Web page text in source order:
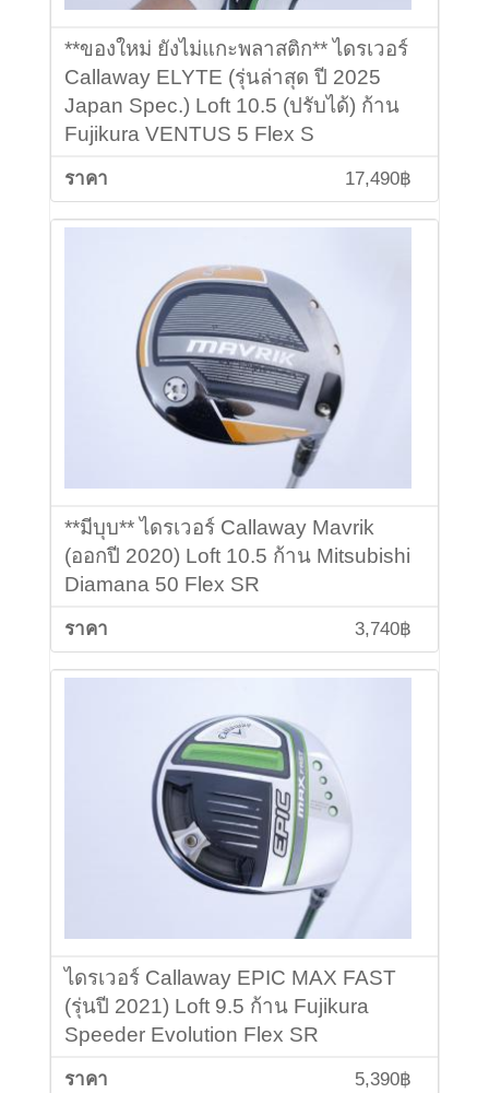
**ของใหม่ ยังไม่แกะพลาสติก** ไดรเวอร์
Callaway ELYTE (รุ่นล่าสุด ปี 2025
Japan Spec.) Loft 10.5 (ปรับได้) ก้าน
Fujikura VENTUS 5 Flex S
17,490฿
**มีบุบ** ไดรเวอร์ Callaway Mavrik
(ออกปี 2020) Loft 10.5 ก้าน Mitsubishi
Diamana 50 Flex SR
3,740฿
ไดรเวอร์ Callaway EPIC MAX FAST
(รุ่นปี 2021) Loft 9.5 ก้าน Fujikura
Speeder Evolution Flex SR
5,390฿